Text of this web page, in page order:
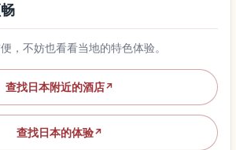
，不妨也看看当地的特色体验。
查找日本附近的酒店↗
查找日本的体验↗